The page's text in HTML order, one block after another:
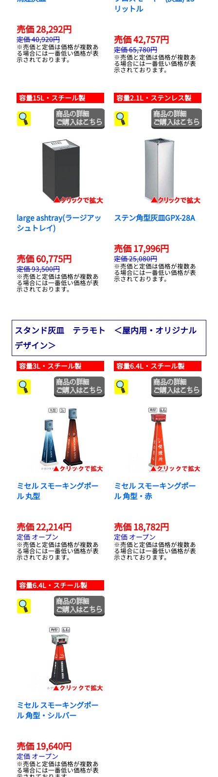
売価 28,292円
定価 40,920円
※売価と定価は価格が複数あ
る場合には一番低い価格が表
示されております。
リットル
売価 42,757円
定価 65,780円
※売価と定価は価格が複数あ
る場合には一番低い価格が表
示されております。
容量15L・スチール製
large ashtray(ラージアッ
シュトレイ)
売価 60,775円
定価 93,500円
※売価と定価は価格が複数あ
る場合には一番低い価格が表
示されております。
容量2.1L・ステンレス製
ステン角型灰皿GPX-28A
売価 17,996円
定価 25,080円
※売価と定価は価格が複数あ
る場合には一番低い価格が表
示されております。
スタンド灰皿 テラモト ＜屋内用・オリジナル
デザイン＞
容量3L・スチール製
ミセル スモーキングポー
ル 丸型
売価 22,214円
定価 オープン
※売価と定価は価格が複数あ
る場合には一番低い価格が表
示されております。
容量6.4L・スチール製
ミセル スモーキングポー
ル 角型・赤
売価 18,782円
定価 オープン
※売価と定価は価格が複数あ
る場合には一番低い価格が表
示されております。
容量6.4L・スチール製
ミセル スモーキングポー
ル 角型・シルバー
売価 19,640円
定価 オープン
※売価と定価は価格が複数あ
る場合には一番低い価格が表